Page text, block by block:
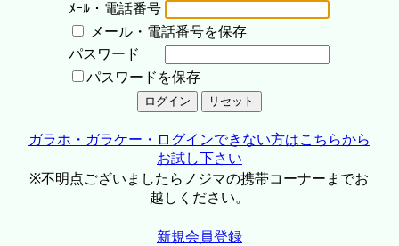
ﾒｰﾙ・電話番号
メール・電話番号を保存
パスワード
パスワードを保存
ガラホ・ガラケー・ログインできない方はこちらから
お試し下さい
※不明点ございましたらノジマの携帯コーナーまでお
越しください。
新規会員登録